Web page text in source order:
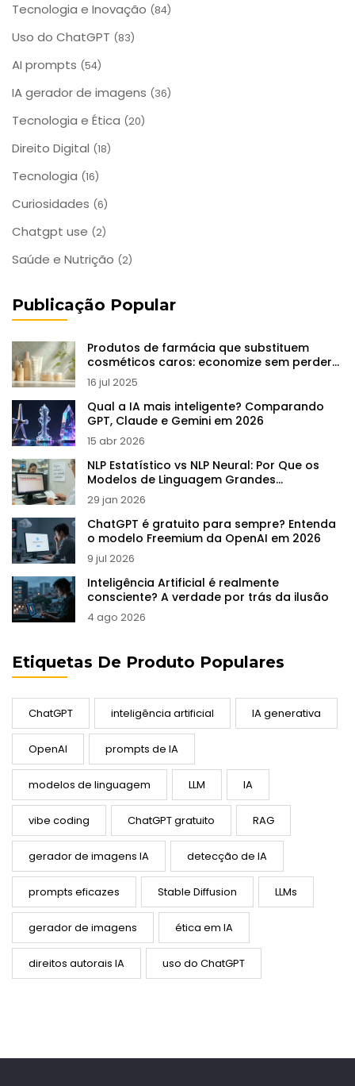
Tecnologia e Inovação (84)
Uso do ChatGPT (83)
AI prompts (54)
IA gerador de imagens (36)
Tecnologia e Ética (20)
Direito Digital (18)
Tecnologia (16)
Curiosidades (6)
Chatgpt use (2)
Saúde e Nutrição (2)
Publicação Popular
Produtos de farmácia que substituem
cosméticos caros: economize sem perder
qualidade
16 jul 2025
Qual a IA mais inteligente? Comparando
GPT, Claude e Gemini em 2026
15 abr 2026
NLP Estatístico vs NLP Neural: Por Que os
Modelos de Linguagem Grandes
Reescreveram as Regras
29 jan 2026
ChatGPT é gratuito para sempre? Entenda
o modelo Freemium da OpenAI em 2026
9 jul 2026
Inteligência Artificial é realmente
consciente? A verdade por trás da ilusão
4 ago 2026
Etiquetas De Produto Populares
ChatGPT inteligência artificial IA generativa
OpenAI prompts de IA
modelos de linguagem LLM IA
vibe coding ChatGPT gratuito RAG
gerador de imagens IA detecção de IA
prompts eficazes Stable Diffusion LLMs
gerador de imagens ética em IA
direitos autorais IA uso do ChatGPT